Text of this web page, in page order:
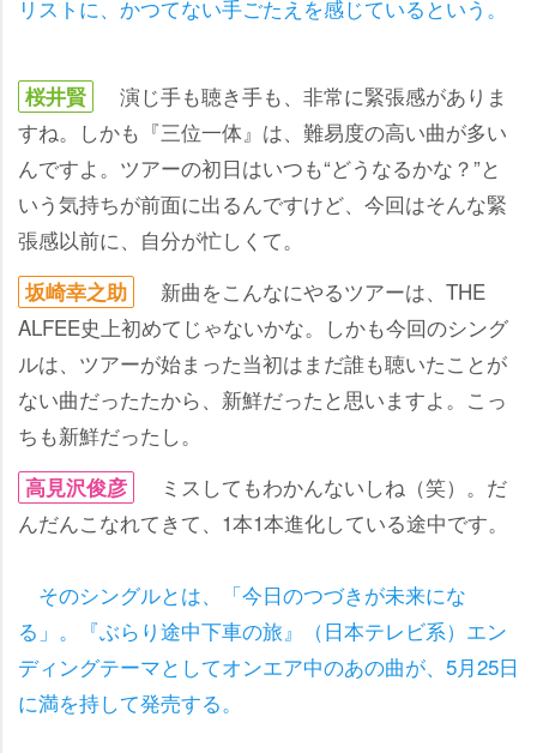
リストに、かつてない手ごたえを感じているという。
桜井賢
演じ手も聴き手も、非常に緊張感がありま
すね。しかも『三位一体』は、難易度の高い曲が多い
んですよ。ツアーの初日はいつも“どうなるかな？”と
いう気持ちが前面に出るんですけど、今回はそんな緊
張感以前に、自分が忙しくて。
坂崎幸之助
新曲をこんなにやるツアーは、THE
ALFEE史上初めてじゃないかな。しかも今回のシング
ルは、ツアーが始まった当初はまだ誰も聴いたことが
ない曲だったたから、新鮮だったと思いますよ。こっ
ちも新鮮だったし。
高見沢俊彦
ミスしてもわかんないしね（笑）。だ
んだんこなれてきて、1本1本進化している途中です。
そのシングルとは、「今日のつづきが未来にな
る」。『ぶらり途中下車の旅』（日本テレビ系）エン
ディングテーマとしてオンエア中のあの曲が、5月25日
に満を持して発売する。